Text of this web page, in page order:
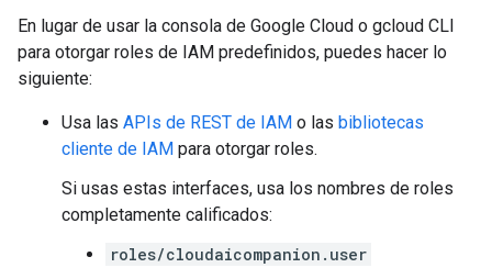
En lugar de usar la consola de Google Cloud o gcloud CLI
para otorgar roles de IAM predefinidos, puedes hacer lo
siguiente:
Usa las APIs de REST de IAM o las bibliotecas
cliente de IAM para otorgar roles.
Si usas estas interfaces, usa los nombres de roles
completamente calificados:
roles/cloudaicompanion.user